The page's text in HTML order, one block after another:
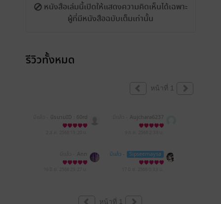
หนังสือเล่มนี้เปิดให้แสดงความคิดเห็นได้เฉพาะ
ผู้ที่มีหนังสือฉบับเต็มเท่านั้น
รีวิวทั้งหมด
หน้าที่ 1
นิรนามID : 60rd
EeT027
Aujchara6237
Ann มีแล้ว - Sipseemaysa
หน้าที่ 1